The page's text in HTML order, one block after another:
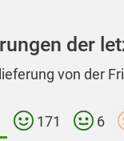
der
von der
171 6